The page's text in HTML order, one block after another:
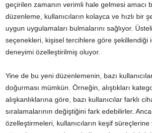
geçirilen zamanın verimli hale gelmesi amacı
düzenleme, kullanıcıların kolayca ve hızlı bir
uygun uygulamaları bulmalarını sağlıyor.
seçenekleri, kişisel tercihlere göre şekillendiği
deneyimi özelleştirilmiş oluyor.
Yine de bu yeni düzenlemenin, bazı
doğurması mümkün. Örneğin, alıştıkları
alışkanlıklarına göre, bazı kullanıcılar farklı
sıralamalarının değiştiğini fark edebilirler.
özelleştirmeleri, kullanıcıların keşif